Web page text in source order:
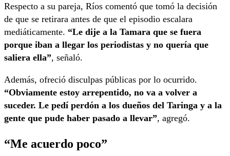
Respecto a su pareja, Ríos comentó que tomó la decisión
de que se retirara antes de que el episodio escalara
mediáticamente. “Le dije a la Tamara que se fuera
porque iban a llegar los periodistas y no quería que
saliera ella”, señaló.
Además, ofreció disculpas públicas por lo ocurrido.
“Obviamente estoy arrepentido, no va a volver a
suceder. Le pedí perdón a los dueños del Taringa y a la
gente que pude haber pasado a llevar”, agregó.
“Me acuerdo poco”